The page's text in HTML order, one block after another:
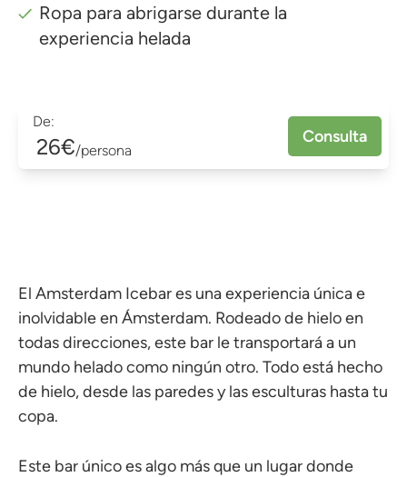
Ropa para abrigarse durante la
experiencia helada
De:
26€/persona
Consulta
El Amsterdam Icebar es una experiencia única e
inolvidable en Ámsterdam. Rodeado de hielo en
todas direcciones, este bar le transportará a un
mundo helado como ningún otro. Todo está hecho
de hielo, desde las paredes y las esculturas hasta tu
copa.
Este bar único es algo más que un lugar donde